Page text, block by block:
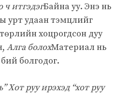
ч итгэдэгБайна уу. Энэ нь
урт удаан тэмцлийг
хоцрогдсон дуу
Алга болохМатериал нь
болгодог.
Хот руу ирэхэд “хот руу